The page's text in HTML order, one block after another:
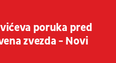
poruka pred
zvezda - Novi